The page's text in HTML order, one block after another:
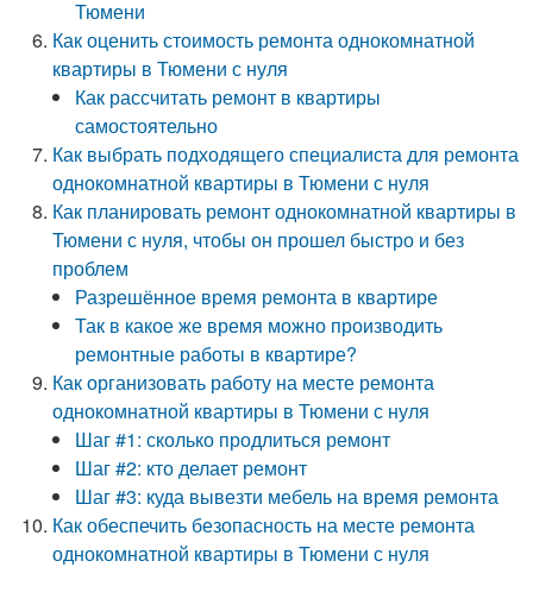
Тюмени
Как оценить стоимость ремонта однокомнатной
квартиры в Тюмени с нуля
Как рассчитать ремонт в квартиры
самостоятельно
Как выбрать подходящего специалиста для ремонта
однокомнатной квартиры в Тюмени с нуля
Как планировать ремонт однокомнатной квартиры в
Тюмени с нуля, чтобы он прошел быстро и без
проблем
Разрешённое время ремонта в квартире
Так в какое же время можно производить
ремонтные работы в квартире?
Как организовать работу на месте ремонта
однокомнатной квартиры в Тюмени с нуля
Шаг #1: сколько продлиться ремонт
Шаг #2: кто делает ремонт
Шаг #3: куда вывезти мебель на время ремонта
Как обеспечить безопасность на месте ремонта
однокомнатной квартиры в Тюмени с нуля